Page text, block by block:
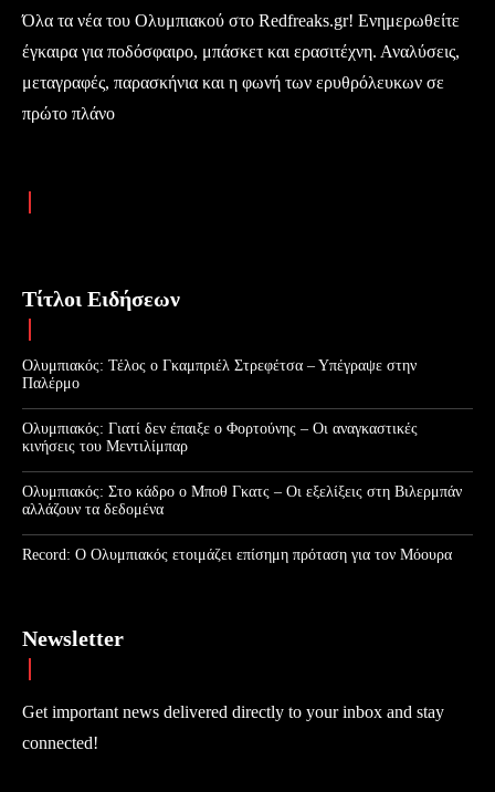
Όλα τα νέα του Ολυμπιακού στο Redfreaks.gr! Ενημερωθείτε
έγκαιρα για ποδόσφαιρο, μπάσκετ και ερασιτέχνη. Αναλύσεις,
μεταγραφές, παρασκήνια και η φωνή των ερυθρόλευκων σε
πρώτο πλάνο
Τίτλοι Ειδήσεων
Ολυμπιακός: Τέλος ο Γκαμπριέλ Στρεφέτσα – Υπέγραψε στην
Παλέρμο
Ολυμπιακός: Γιατί δεν έπαιξε ο Φορτούνης – Οι αναγκαστικές
κινήσεις του Μεντιλίμπαρ
Ολυμπιακός: Στο κάδρο ο Μποθ Γκατς – Οι εξελίξεις στη Βιλερμπάν
αλλάζουν τα δεδομένα
Record: Ο Ολυμπιακός ετοιμάζει επίσημη πρόταση για τον Μόουρα
Newsletter
Get important news delivered directly to your inbox and stay
connected!